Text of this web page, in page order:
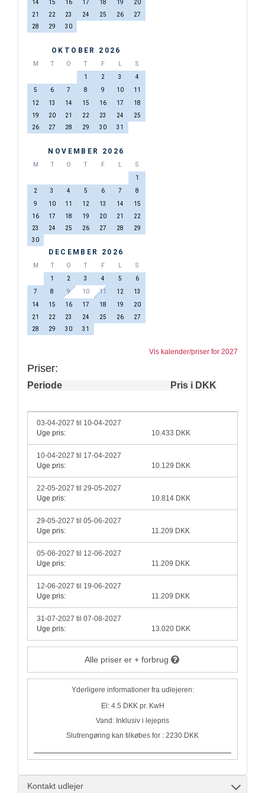
14 15 16 17 18 19
20
21
22 23 24 25 26
27
28
29 30
OKTOBER 2026
M T O T F L
S
1
2 3
4
5
6 7 8 9 10
11
12
13 14 15 16 17
18
19
20 21 22 23 24
25
26
27 28 29 30 31
NOVEMBER 2026
M T O T F L
S
1
2
3 4 5 6 7
8
9
10 11 12 13 14
15
16
17 18 19 20 21
22
23
24 25 26 27 28
29
30
DECEMBER 2026
M T O T F L
S
1
2 3 4 5
6
7
8 9 10 11 12
13
14
15 16 17 18 19
20
21
22 23 24 25 26
27
28
29 30 31
Vis kalender/priser for 2027
Priser:
Periode Pris i DKK
03-04-2027 til 10-04-2027
Uge pris:
10.433 DKK
10-04-2027 til 17-04-2027
Uge pris:
10.129 DKK
22-05-2027 til 29-05-2027
Uge pris:
10.814 DKK
29-05-2027 til 05-06-2027
Uge pris:
11.209 DKK
05-06-2027 til 12-06-2027
Uge pris:
11.209 DKK
12-06-2027 til 19-06-2027
Uge pris:
11.209 DKK
31-07-2027 til 07-08-2027
Uge pris:
13.020 DKK
Alle priser er + forbrug
Yderligere informationer fra udlejeren:
El: 4.5 DKK pr. KwH
Vand: Inklusiv i lejepris
Slutrengøring kan tilkøbes for : 2230 DKK
Kontakt udlejer